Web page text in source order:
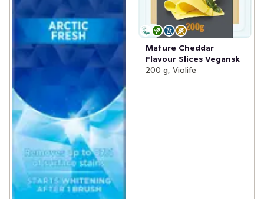
Mature Cheddar
Flavour Slices Vegansk
200 g, Violife